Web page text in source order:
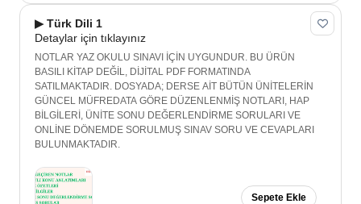
▶ Türk Dili 1
Detaylar için tıklayınız
NOTLAR YAZ OKULU SINAVI İÇİN UYGUNDUR. BU ÜRÜN
BASILI KİTAP DEĞİL, DİJİTAL PDF FORMATINDA
SATILMAKTADIR. DOSYADA; DERSE AİT BÜTÜN ÜNİTELERİN
GÜNCEL MÜFREDATA GÖRE DÜZENLENMİŞ NOTLARI, HAP
BİLGİLERİ, ÜNİTE SONU DEĞERLENDİRME SORULARI VE
ONLİNE DÖNEMDE SORULMUŞ SINAV SORU VE CEVAPLARI
BULUNMAKTADIR.
Sepete Ekle